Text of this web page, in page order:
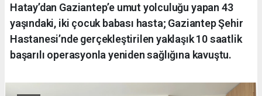
Hatay’dan Gaziantep’e umut yolculuğu yapan 43
yaşındaki, iki çocuk babası hasta; Gaziantep Şehir
Hastanesi’nde gerçekleştirilen yaklaşık 10 saatlik
başarılı operasyonla yeniden sağlığına kavuştu.